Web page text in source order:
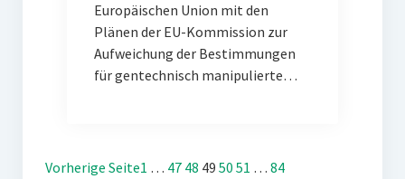
Europäischen Union mit den
Plänen der EU-Kommission zur
Aufweichung der Bestimmungen
für gentechnisch manipulierte…
Vorherige Seite1 … 47 48 49 50 51 … 84